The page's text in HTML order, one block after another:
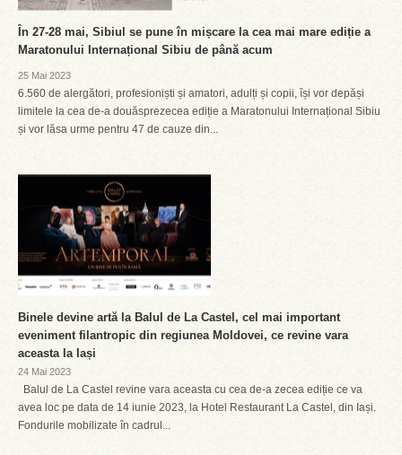
În 27-28 mai, Sibiul se pune în mișcare la cea mai mare ediție a
Maratonului Internațional Sibiu de până acum
25 Mai 2023
6.560 de alergători, profesioniști și amatori, adulți și copii, își vor depăși
limitele la cea de-a douăsprezecea ediție a Maratonului Internațional Sibiu
și vor lăsa urme pentru 47 de cauze din...
Binele devine artă la Balul de La Castel, cel mai important
eveniment filantropic din regiunea Moldovei, ce revine vara
aceasta la Iași
24 Mai 2023
Balul de La Castel revine vara aceasta cu cea de-a zecea ediție ce va
avea loc pe data de 14 iunie 2023, la Hotel Restaurant La Castel, din Iași.
Fondurile mobilizate în cadrul...